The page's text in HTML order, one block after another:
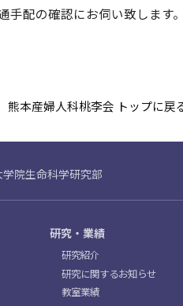
配の確認にお伺い致します。
熊本産婦人科桃李会 トップに戻
院生命科学研究部
研究・業績
研究紹介
研究に関するお知らせ
教室業績